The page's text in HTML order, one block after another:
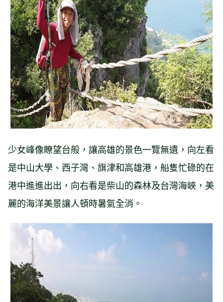
少女峰像瞭望台般，讓高雄的景色一覽無遺，向左看
是中山大學、西子灣、旗津和高雄港，船隻忙碌的在
港中進進出出，向右看是柴山的森林及台灣海峽，美
麗的海洋美景讓人頓時暑氣全消。